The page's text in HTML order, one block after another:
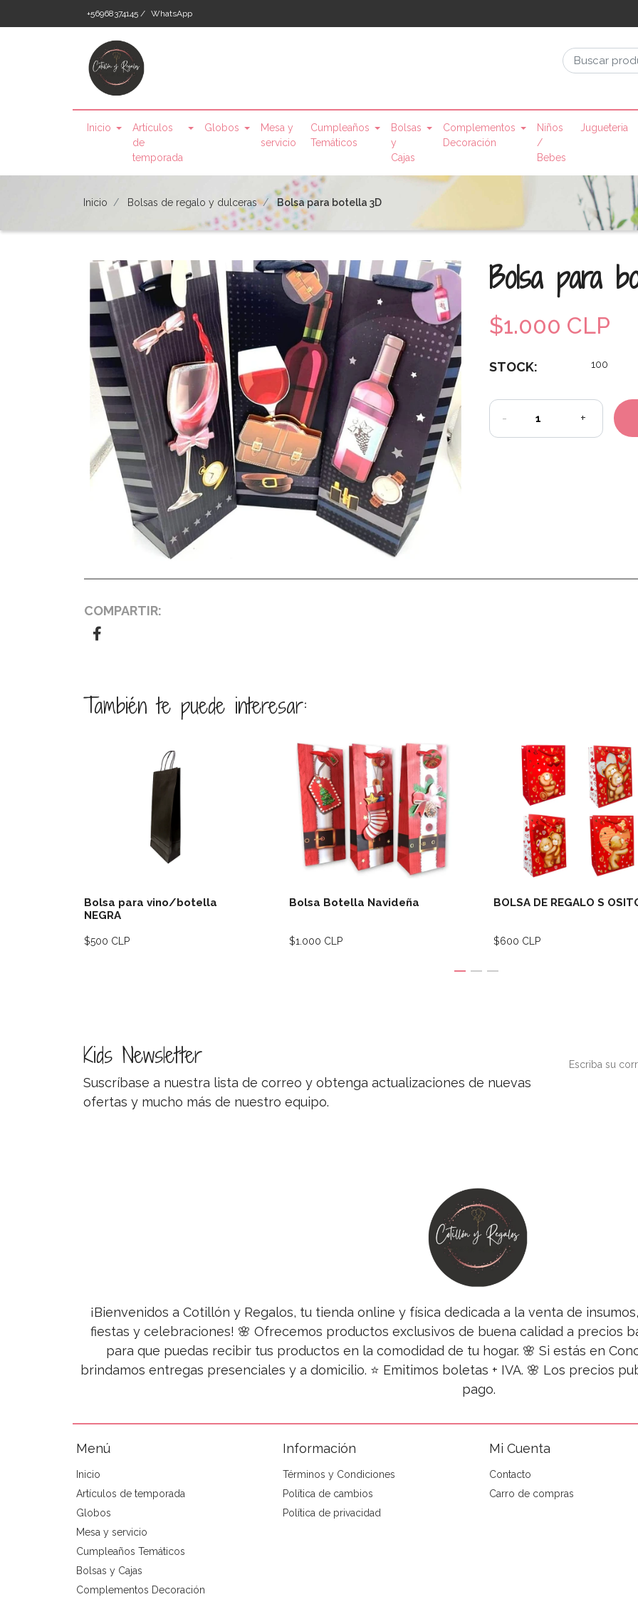
+56968374145 / WhatsApp
Inicio
Artículos
de
temporada
Globos
Mesa y
servicio
Cumpleaños
Temáticos
Bolsas
y
Cajas
Complementos
Decoración
Niños
/
Bebes
Jugueteria
Inicio Bolsas de regalo y dulceras Bolsa para botella 3D
Bolsa para
$1.000 CLP
STOCK: 100
- +
COMPARTIR:
También te puede interesar:
Bolsa para vino/botella
NEGRA
$500 CLP
Bolsa Botella Navideña
Ver detalles
$1.000 CLP
BOLSA DE REGALO S
Ver
$600 CLP
Kids Newsletter
Suscríbase a nuestra lista de correo y obtenga actualizaciones de nuevas
ofertas y mucho más de nuestro equipo.
¡Bienvenidos a Cotillón y Regalos, tu tienda online y física dedicada a la venta de
fiestas y celebraciones! 🌸 Ofrecemos productos exclusivos de buena calidad a precios
para que puedas recibir tus productos en la comodidad de tu hogar. 🌸 Si estás en
brindamos entregas presenciales y a domicilio. ⭐ Emitimos boletas + IVA. 🌸 Los precios
pago.
Menú
Inicio
Artículos de temporada
Globos
Mesa y servicio
Cumpleaños Temáticos
Bolsas y Cajas
Complementos Decoración
Información
Términos y Condiciones
Política de cambios
Política de privacidad
Mi Cuenta
Contacto
Carro de compras